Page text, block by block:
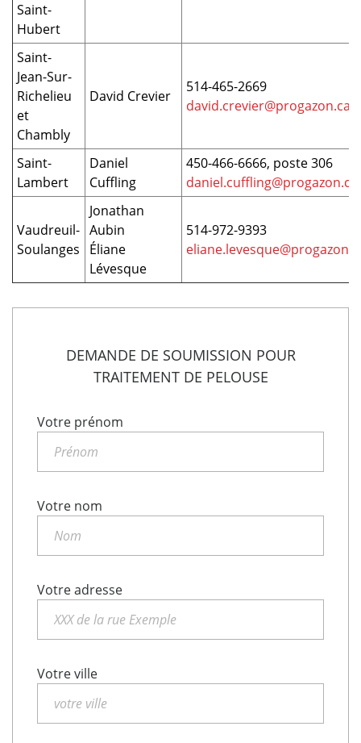
Saint-
Hubert
Saint-
Jean-Sur-
Richelieu
et
Chambly
David Crevier​
514-465-2669
david.crevier@progazon.ca
Saint-
Lambert
Daniel
Cuffling
450-466-6666, poste 306
daniel.cuffling@progazon.ca
Vaudreuil-
Soulanges
Jonathan
Aubin
Éliane
Lévesque
514-972-9393
DEMANDE DE SOUMISSION POUR
TRAITEMENT DE PELOUSE
Votre prénom
Votre nom
Votre adresse
Votre ville